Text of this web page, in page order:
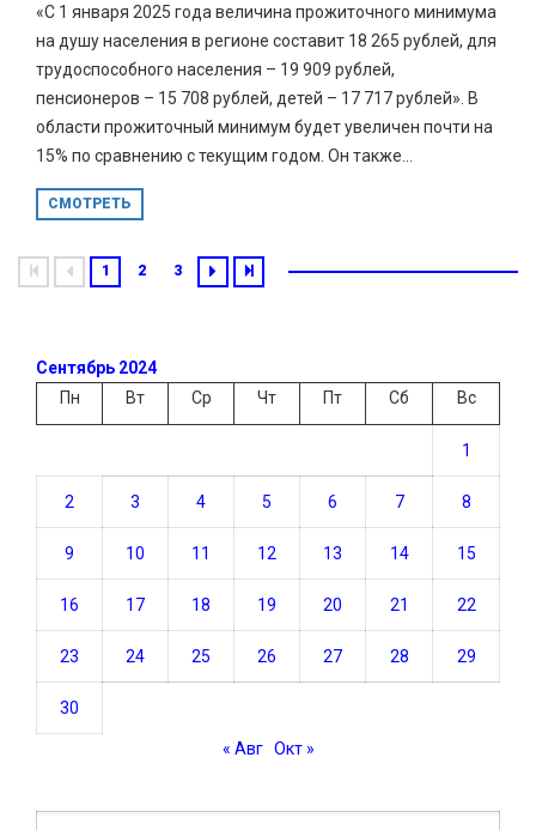
«С 1 января 2025 года величина прожиточного минимума
на душу населения в регионе составит 18 265 рублей, для
трудоспособного населения – 19 909 рублей,
пенсионеров – 15 708 рублей, детей – 17 717 рублей». В
области прожиточный минимум будет увеличен почти на
15% по сравнению с текущим годом. Он также...
СМОТРЕТЬ
1 2 3
Сентябрь 2024
Пн
Вт Ср Чт Пт Сб Вс
1
2 3 4 5 6 7 8
9 10 11 12 13 14 15
16 17 18 19 20 21 22
23 24 25 26 27 28 29
30
« Авг Окт »